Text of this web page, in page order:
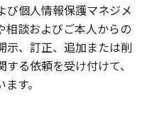
び個人情報保護マネジメ
相談およびご本人からの
示、訂正、追加または削
る依頼を受け付けて、
す。